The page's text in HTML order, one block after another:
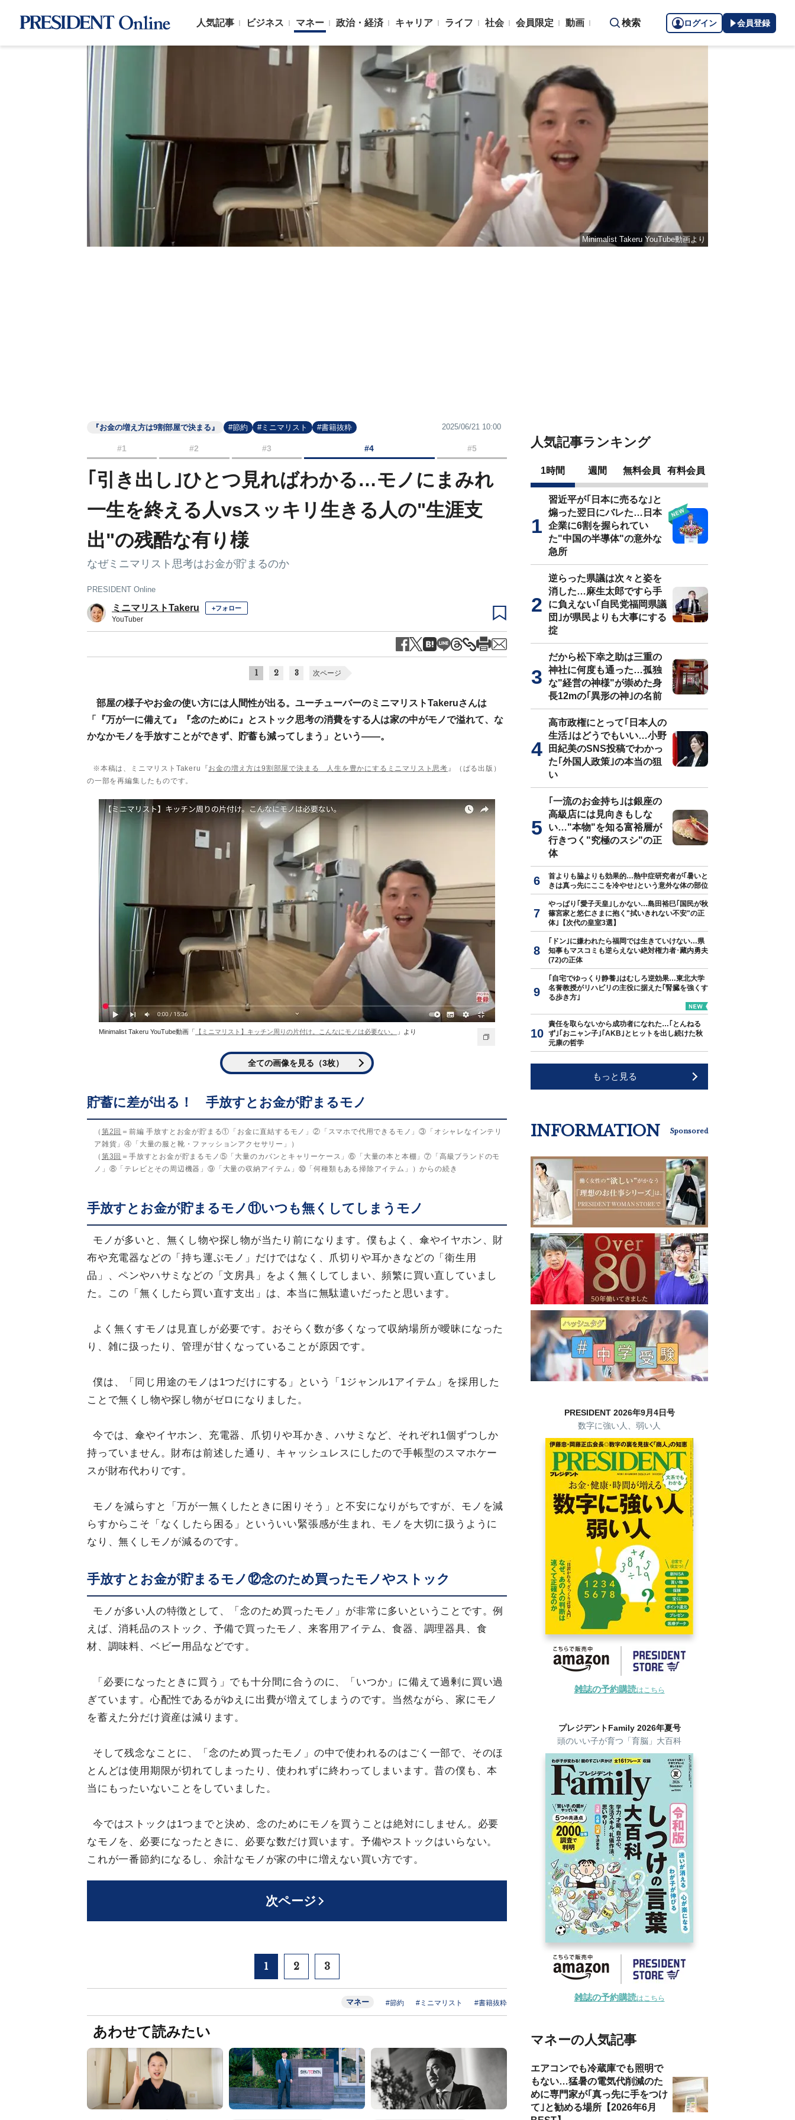
人気記事 ビジネス マネー 政治・経済 キャリア ライフ 社会 会員限定 動画 検索 ログイン 会員登録
Minimalist Takeru YouTube動画より
『お金の増え方は9割部屋で決まる』 #節約 #ミニマリスト #書籍抜粋 2025/06/21 10:00
#1 #2 #3 #4 #5
｢引き出し｣ひとつ見ればわかる…モノにまみれ
一生を終える人vsスッキリ生きる人の"生涯支
出"の残酷な有り様
なぜミニマリスト思考はお金が貯まるのか
PRESIDENT Online
ミニマリストTakeru +フォロー
YouTuber
1 2 3 次ページ
部屋の様子やお金の使い方には人間性が出る。ユーチューバーのミニマリストTakeruさんは
「『万が一に備えて』『念のために』とストック思考の消費をする人は家の中がモノで溢れて、な
かなかモノを手放すことができず、貯蓄も減ってしまう」という――。
※本稿は、ミニマリストTakeru『お金の増え方は9割部屋で決まる 人生を豊かにするミニマリスト思考 』（ぱる出版）
の一部を再編集したものです。
Minimalist Takeru YouTube動画「 【ミニマリスト】キッチン周りの片付け。こんなにモノは必要ない。 」より
全ての画像を見る（3枚）
貯蓄に差が出る！ 手放すとお金が貯まるモノ
（ 第2回 ＝前編 手放すとお金が貯まる①「お金に直結するモノ」②「スマホで代用できるモノ」③「オシャレなインテリ
ア雑貨」④「大量の服と靴・ファッションアクセサリー」）
（ 第3回 ＝手放すとお金が貯まるモノ⑤「大量のカバンとキャリーケース」⑥「大量の本と本棚」⑦「高級ブランドのモ
ノ」⑧「テレビとその周辺機器」⑨「大量の収納アイテム」⑩「何種類もある掃除アイテム」）からの続き
手放すとお金が貯まるモノ⑪いつも無くしてしまうモノ
モノが多いと、無くし物や探し物が当たり前になります。僕もよく、傘やイヤホン、財
布や充電器などの「持ち運ぶモノ」だけではなく、爪切りや耳かきなどの「衛生用
品」、ペンやハサミなどの「文房具」をよく無くしてしまい、頻繁に買い直していまし
た。この「無くしたら買い直す支出」は、本当に無駄遣いだったと思います。
よく無くすモノは見直しが必要です。おそらく数が多くなって収納場所が曖昧になった
り、雑に扱ったり、管理が甘くなっていることが原因です。
僕は、「同じ用途のモノは1つだけにする」という「1ジャンル1アイテム」を採用した
ことで無くし物や探し物がゼロになりました。
今では、傘やイヤホン、充電器、爪切りや耳かき、ハサミなど、それぞれ1個ずつしか
持っていません。財布は前述した通り、キャッシュレスにしたので手帳型のスマホケー
スが財布代わりです。
モノを減らすと「万が一無くしたときに困りそう」と不安になりがちですが、モノを減
らすからこそ「なくしたら困る」といういい緊張感が生まれ、モノを大切に扱うように
なり、無くしモノが減るのです。
手放すとお金が貯まるモノ⑫念のため買ったモノやストック
モノが多い人の特徴として、「念のため買ったモノ」が非常に多いということです。例
えば、消耗品のストック、予備で買ったモノ、来客用アイテム、食器、調理器具、食
材、調味料、ベビー用品などです。
「必要になったときに買う」でも十分間に合うのに、「いつか」に備えて過剰に買い過
ぎています。心配性であるがゆえに出費が増えてしまうのです。当然ながら、家にモノ
を蓄えた分だけ資産は減ります。
そして残念なことに、「念のため買ったモノ」の中で使われるのはごく一部で、そのほ
とんどは使用期限が切れてしまったり、使われずに終わってしまいます。昔の僕も、本
当にもったいないことをしていました。
今ではストックは1つまでと決め、念のためにモノを買うことは絶対にしません。必要
なモノを、必要になったときに、必要な数だけ買います。予備やストックはいらない。
これが一番節約になるし、余計なモノが家の中に増えない買い方です。
次ページ
1 2 3
マネー #節約 #ミニマリスト #書籍抜粋
あわせて読みたい
人気記事ランキング
1時間 週間 無料会員 有料会員
習近平が｢日本に売るな｣と
煽った翌日にバレた…日本
企業に6割を握られてい
た"中国の半導体"の意外な
急所
逆らった県議は次々と姿を
消した…麻生太郎ですら手
に負えない｢自民党福岡県議
団｣が県民よりも大事にする
掟
だから松下幸之助は三重の
神社に何度も通った…孤独
な"経営の神様"が崇めた身
長12mの｢異形の神｣の名前
高市政権にとって｢日本人の
生活｣はどうでもいい…小野
田紀美のSNS投稿でわかっ
た｢外国人政策｣の本当の狙
い
｢一流のお金持ち｣は銀座の
高級店には見向きもしな
い…"本物"を知る富裕層が
行きつく"究極のスシ"の正
体
首よりも脇よりも効果的…熱中症研究者が｢暑いと
きは真っ先にここを冷やせ｣という意外な体の部位
やっぱり｢愛子天皇｣しかない…島田裕巳｢国民が秋
篠宮家と悠仁さまに抱く"拭いきれない不安"の正
体｣【次代の皇室3選】
｢ドン｣に嫌われたら福岡では生きていけない…県
知事もマスコミも逆らえない絶対権力者･藏内勇夫
(72)の正体
｢自宅でゆっくり静養｣はむしろ逆効果…東北大学
名誉教授がリハビリの主役に据えた｢腎臓を強くす
る歩き方｣
責任を取らないから成功者になれた…｢とんねる
ず｣｢おニャン子｣｢AKB｣とヒットを出し続けた秋
元康の哲学
もっと見る
INFORMATION Sponsored
PRESIDENT 2026年9月4日号
数字に強い人、弱い人
雑誌の予約購読はこちら
プレジデントFamily 2026年夏号
頭のいい子が育つ「育脳」大百科
雑誌の予約購読はこちら
マネーの人気記事
エアコンでも冷蔵庫でも照明で
もない…猛暑の電気代削減のた
めに専門家が｢真っ先に手をつけ
て｣と勧める場所【2026年6月